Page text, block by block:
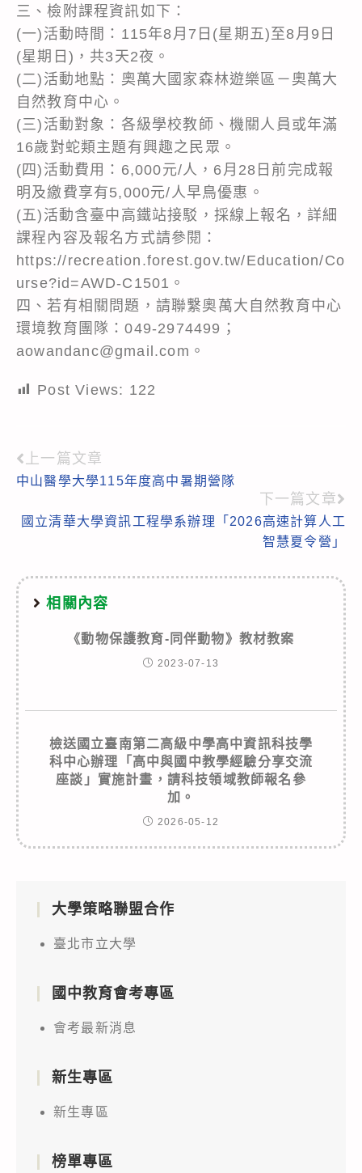
三、檢附課程資訊如下：
(一)活動時間：115年8月7日(星期五)至8月9日
(星期日)，共3天2夜。
(二)活動地點：奧萬大國家森林遊樂區－奧萬大
自然教育中心。
(三)活動對象：各級學校教師、機關人員或年滿
16歲對蛇類主題有興趣之民眾。
(四)活動費用：6,000元/人，6月28日前完成報
明及繳費享有5,000元/人早鳥優惠。
(五)活動含臺中高鐵站接駁，採線上報名，詳細
課程內容及報名方式請參閱：
https://recreation.forest.gov.tw/Education/Co
urse?id=AWD-C1501。
四、若有相關問題，請聯繫奧萬大自然教育中心
環境教育團隊：049-2974499；
aowandanc@gmail.com。
Post Views: 122
Read
more
articles
上一篇文章
中山醫學大學115年度高中暑期營隊
下一篇文章
國立清華大學資訊工程學系辦理「2026高速計算人工
智慧夏令營」
相關內容
《動物保護教育-同伴動物》教材教案
2023-07-13
檢送國立臺南第二高級中學高中資訊科技學
科中心辦理「高中與國中教學經驗分享交流
座談」實施計畫，請科技領域教師報名參
加。
2026-05-12
大學策略聯盟合作
臺北市立大學
國中教育會考專區
會考最新消息
新生專區
新生專區
榜單專區